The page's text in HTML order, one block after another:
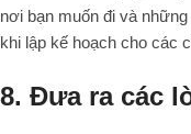
nơi bạn muốn đi và
khi lập kế hoạch cho các
8. Đưa ra các